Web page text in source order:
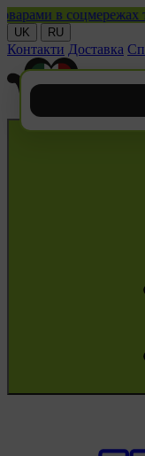
в соцмережах та
UK RU
Контакти Доставка